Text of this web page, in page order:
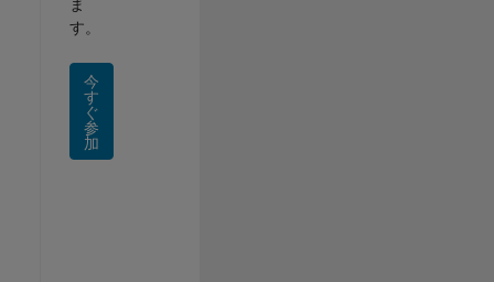
ま
す。
今
す
ぐ
参
加